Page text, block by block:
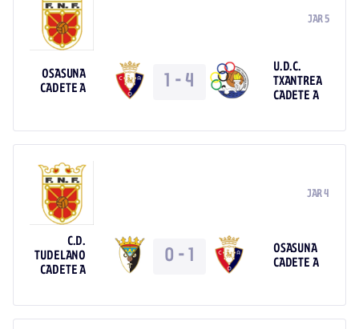
JAR 5
OSASUNA
CADETE A
1 -4
U.D.C.
TXANTREA
CADETE A
JAR 4
C.D.
TUDELANO
CADETE A
0 -1
OSASUNA
CADETE A